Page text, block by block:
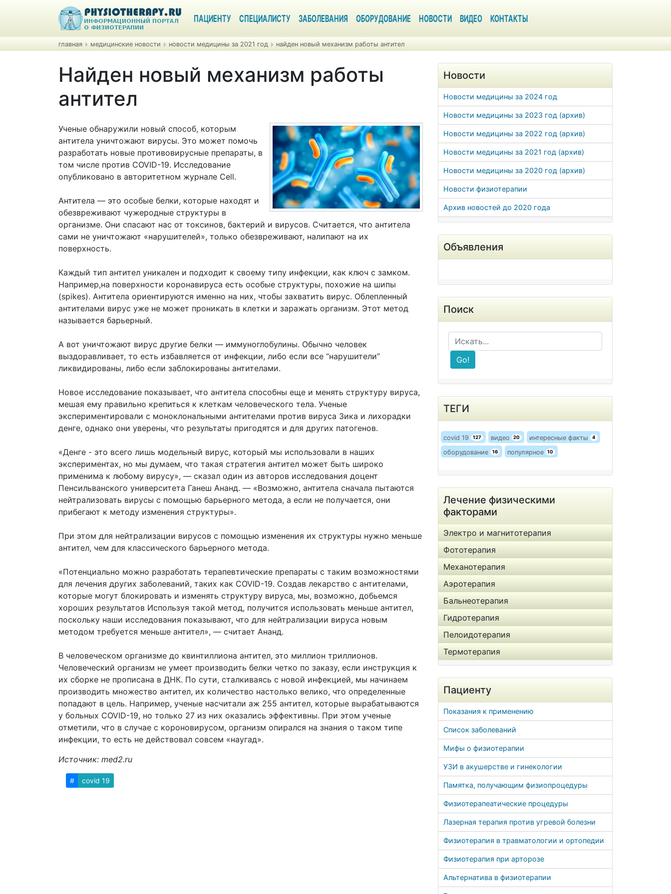
ПАЦИЕНТУ СПЕЦИАЛИСТУ ЗАБОЛЕВАНИЯ ОБОРУДОВАНИЕ НОВОСТИ ВИДЕО КОНТАКТЫ
главная медицинские новости новости медицины за 2021 год найден новый механизм работы антител
Найден новый механизм работы
антител
Ученые обнаружили новый способ, которым
антитела уничтожают вирусы. Это может помочь
разработать новые противовирусные препараты, в
том числе против COVID-19. Исследование
опубликовано в авторитетном журнале Cell.
Антитела — это особые белки, которые находят и
обезвреживают чужеродные структуры в
организме. Они спасают нас от токсинов, бактерий и вирусов. Считается, что антитела
сами не уничтожают «нарушителей», только обезвреживают, налипают на их
поверхность.
Каждый тип антител уникален и подходит к своему типу инфекции, как ключ с замком.
Например,на поверхности коронавируса есть особые структуры, похожие на шипы
(spikes). Антитела ориентируются именно на них, чтобы захватить вирус. Облепленный
антителами вирус уже не может проникать в клетки и заражать организм. Этот метод
называется барьерный.
А вот уничтожают вирус другие белки — иммуноглобулины. Обычно человек
выздоравливает, то есть избавляется от инфекции, либо если все “нарушители”
ликвидированы, либо если заблокированы антителами.
Новое исследование показывает, что антитела способны еще и менять структуру вируса,
мешая ему правильно крепиться к клеткам человеческого тела. Ученые
экспериментировали с моноклональными антителами против вируса Зика и лихорадки
денге, однако они уверены, что результаты пригодятся и для других патогенов.
«Денге - это всего лишь модельный вирус, который мы использовали в наших
экспериментах, но мы думаем, что такая стратегия антител может быть широко
применима к любому вирусу», — сказал один из авторов исследования доцент
Пенсильванского университета Ганеш Ананд. — «Возможно, антитела сначала пытаются
нейтрализовать вирусы с помощью барьерного метода, а если не получается, они
прибегают к методу изменения структуры».
При этом для нейтрализации вирусов с помощью изменения их структуры нужно меньше
антител, чем для классического барьерного метода.
«Потенциально можно разработать терапевтические препараты с таким возможностями
для лечения других заболеваний, таких как COVID-19. Создав лекарство с антителами,
которые могут блокировать и изменять структуру вируса, мы, возможно, добьемся
хороших результатов Используя такой метод, получится использовать меньше антител,
поскольку наши исследования показывают, что для нейтрализации вируса новым
методом требуется меньше антител», — считает Ананд.
В человеческом организме до квинтиллиона антител, это миллион триллионов.
Человеческий организм не умеет производить белки четко по заказу, если инструкция к
их сборке не прописана в ДНК. По сути, сталкиваясь с новой инфекцией, мы начинаем
производить множество антител, их количество настолько велико, что определенные
попадают в цель. Например, ученые насчитали аж 255 антител, которые вырабатываются
у больных COVID-19, но только 27 из них оказались эффективны. При этом ученые
отметили, что в случае с короновирусом, организм опирался на знания о таком типе
инфекции, то есть не действовал совсем «наугад».
Источник: med2.ru
# covid 19
Новости
Новости медицины за 2024 год
Новости медицины за 2023 год (архив)
Новости медицины за 2022 год (архив)
Новости медицины за 2021 год (архив)
Новости медицины за 2020 год (архив)
Новости физиотерапии
Архив новостей до 2020 года
Объявления
Поиск
Go!
ТЕГИ
covid 19 127 видео 20 интересные факты 4
оборудование 16 популярное 10
Лечение физическими
факторами
Электро и магнитотерапия
Фототерапия
Механотерапия
Аэротерапия
Бальнеотерапия
Гидротерапия
Пелоидотерапия
Термотерапия
Пациенту
Показания к применению
Список заболеваний
Мифы о физиотерапии
УЗИ в акушерстве и гинекологии
Памятка, получающим физиопроцедуры
Физиотерапеатические процедуры
Лазерная терапия против угревой болезни
Физиотерапия в травматологии и ортопедии
Физиотерапия при арторозе
Альтернатива в физиотерапии